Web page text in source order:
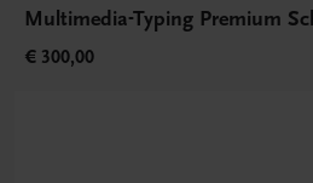
Multimedia-Typing Premium
€ 300,00